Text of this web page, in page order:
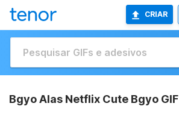
CRIAR
Bgyo Alas Netflix Cute Bgyo GIF